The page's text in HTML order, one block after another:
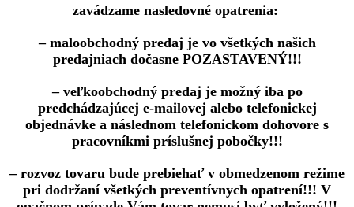
zavádzame nasledovné opatrenia:
– maloobchodný predaj je vo všetkých našich
predajniach dočasne POZASTAVENÝ!!!
– veľkoobchodný predaj je možný iba po
predchádzajúcej e-mailovej alebo telefonickej
objednávke a následnom telefonickom dohovore s
pracovníkmi príslušnej pobočky!!!
– rozvoz tovaru bude prebiehať v obmedzenom režime
pri dodržaní všetkých preventívnych opatrení!!! V